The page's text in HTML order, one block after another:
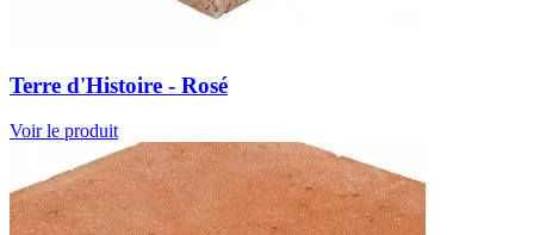
Terre d'Histoire - Rosé
Voir le produit